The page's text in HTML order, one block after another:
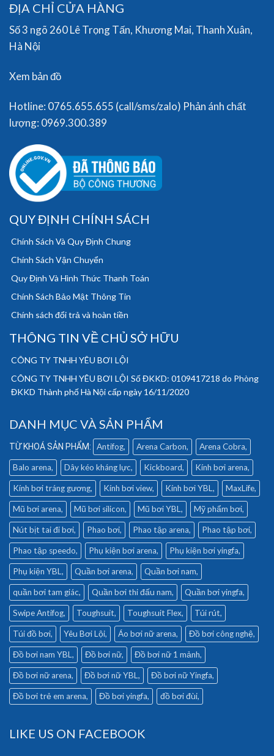
ĐỊA CHỈ CỬA HÀNG
Số 3 ngõ 260 Lê Trọng Tấn, Khương Mai, Thanh Xuân,
Hà Nội
Xem bản đồ
Hotline: 0765.655.655 (call/sms/zalo) Phản ánh chất
lượng: 0969.300.389
QUY ĐỊNH CHÍNH SÁCH
Chính Sách Và Quy Định Chung
Chính Sách Vận Chuyển
Quy Định Và Hình Thức Thanh Toán
Chính Sách Bảo Mật Thông Tin
Chính sách đổi trả và hoàn tiền
THÔNG TIN VỀ CHỦ SỞ HỮU
CÔNG TY TNHH YÊU BƠI LỘI
CÔNG TY TNHH YÊU BƠI LỘI Số ĐKKD: 0109417218 do Phòng
ĐKKD Thành phố Hà Nội cấp ngày 16/11/2020
DANH MỤC VÀ SẢN PHẨM
Antifog Arena Carbon Arena Cobra
Balo arena Dây kéo kháng lực Kickboard Kính bơi arena
Kính bơi tráng gương Kính bơi view Kính bơi YBL MaxLife
Mũ bơi arena Mũ bơi silicon Mũ bơi YBL Mỹ phẩm bơi
Nút bịt tai đi bơi Phao bơi Phao tập arena Phao tập bơi
Phao tập speedo Phụ kiện bơi arena Phụ kiện bơi yingfa
Phụ kiện YBL Quần bơi arena Quần bơi nam
quần bơi tam giác Quần bơi thi đấu nam Quần bơi yingfa
Swipe Antifog Toughsuit Toughsuit Flex Túi rút
Túi đồ bơi Yêu Bơi Lội Áo bơi nữ arena Đồ bơi công nghệ
Đồ bơi nam YBL Đồ bơi nữ Đồ bơi nữ 1 mảnh
Đồ bơi nữ arena Đồ bơi nữ YBL Đồ bơi nữ Yingfa
Đồ bơi trẻ em arena Đồ bơi yingfa đồ bơi đùi
LIKE US ON FACEBOOK